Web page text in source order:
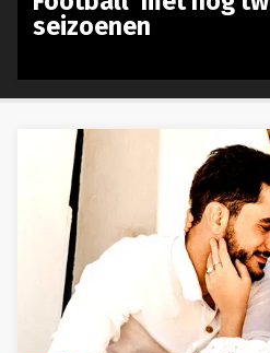
seizoenen